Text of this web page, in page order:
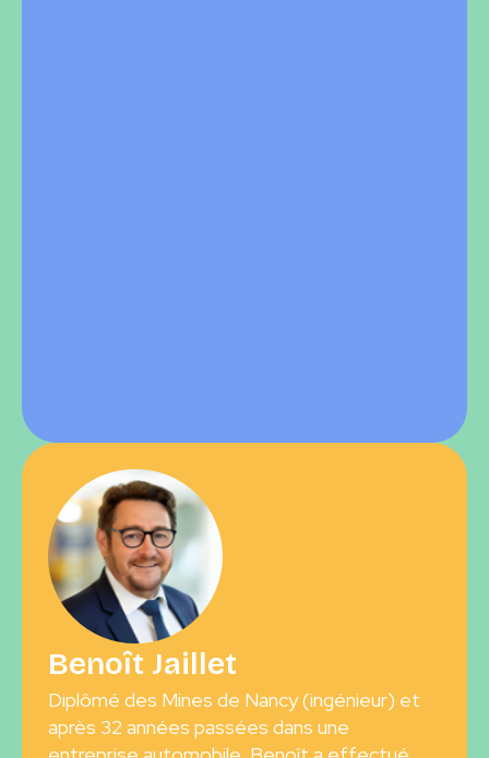
Benoît Jaillet
Diplômé des Mines de Nancy (ingénieur) et
après 32 années passées dans une